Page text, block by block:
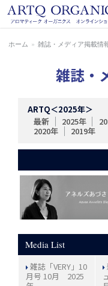
ARTQ
ORGANICS
ホーム » 雑誌・メディア掲載情
雑誌・
ARTQ＜2025年＞
最新
2025年
2020年
2019年
Media List
雑誌「VERY」10
月号 10月 2025